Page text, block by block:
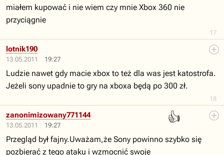
17
miałem kupować i nie wiem czy mnie Xbox 360 nie
przyciągnie
13.05.2011 19:27
18
lotnik190
Ludzie nawet gdy macie xbox to też dla was jest katostrofa.
Jeżeli sony upadnie to gry na xboxa będą po 300 zł.
13.05.2011 19:27
👍
zanonimizowany771144
Przegląd był fajny.Uważam,że Sony powinno szybko się
pozbierać z tego ataku i wzmocnić swoje